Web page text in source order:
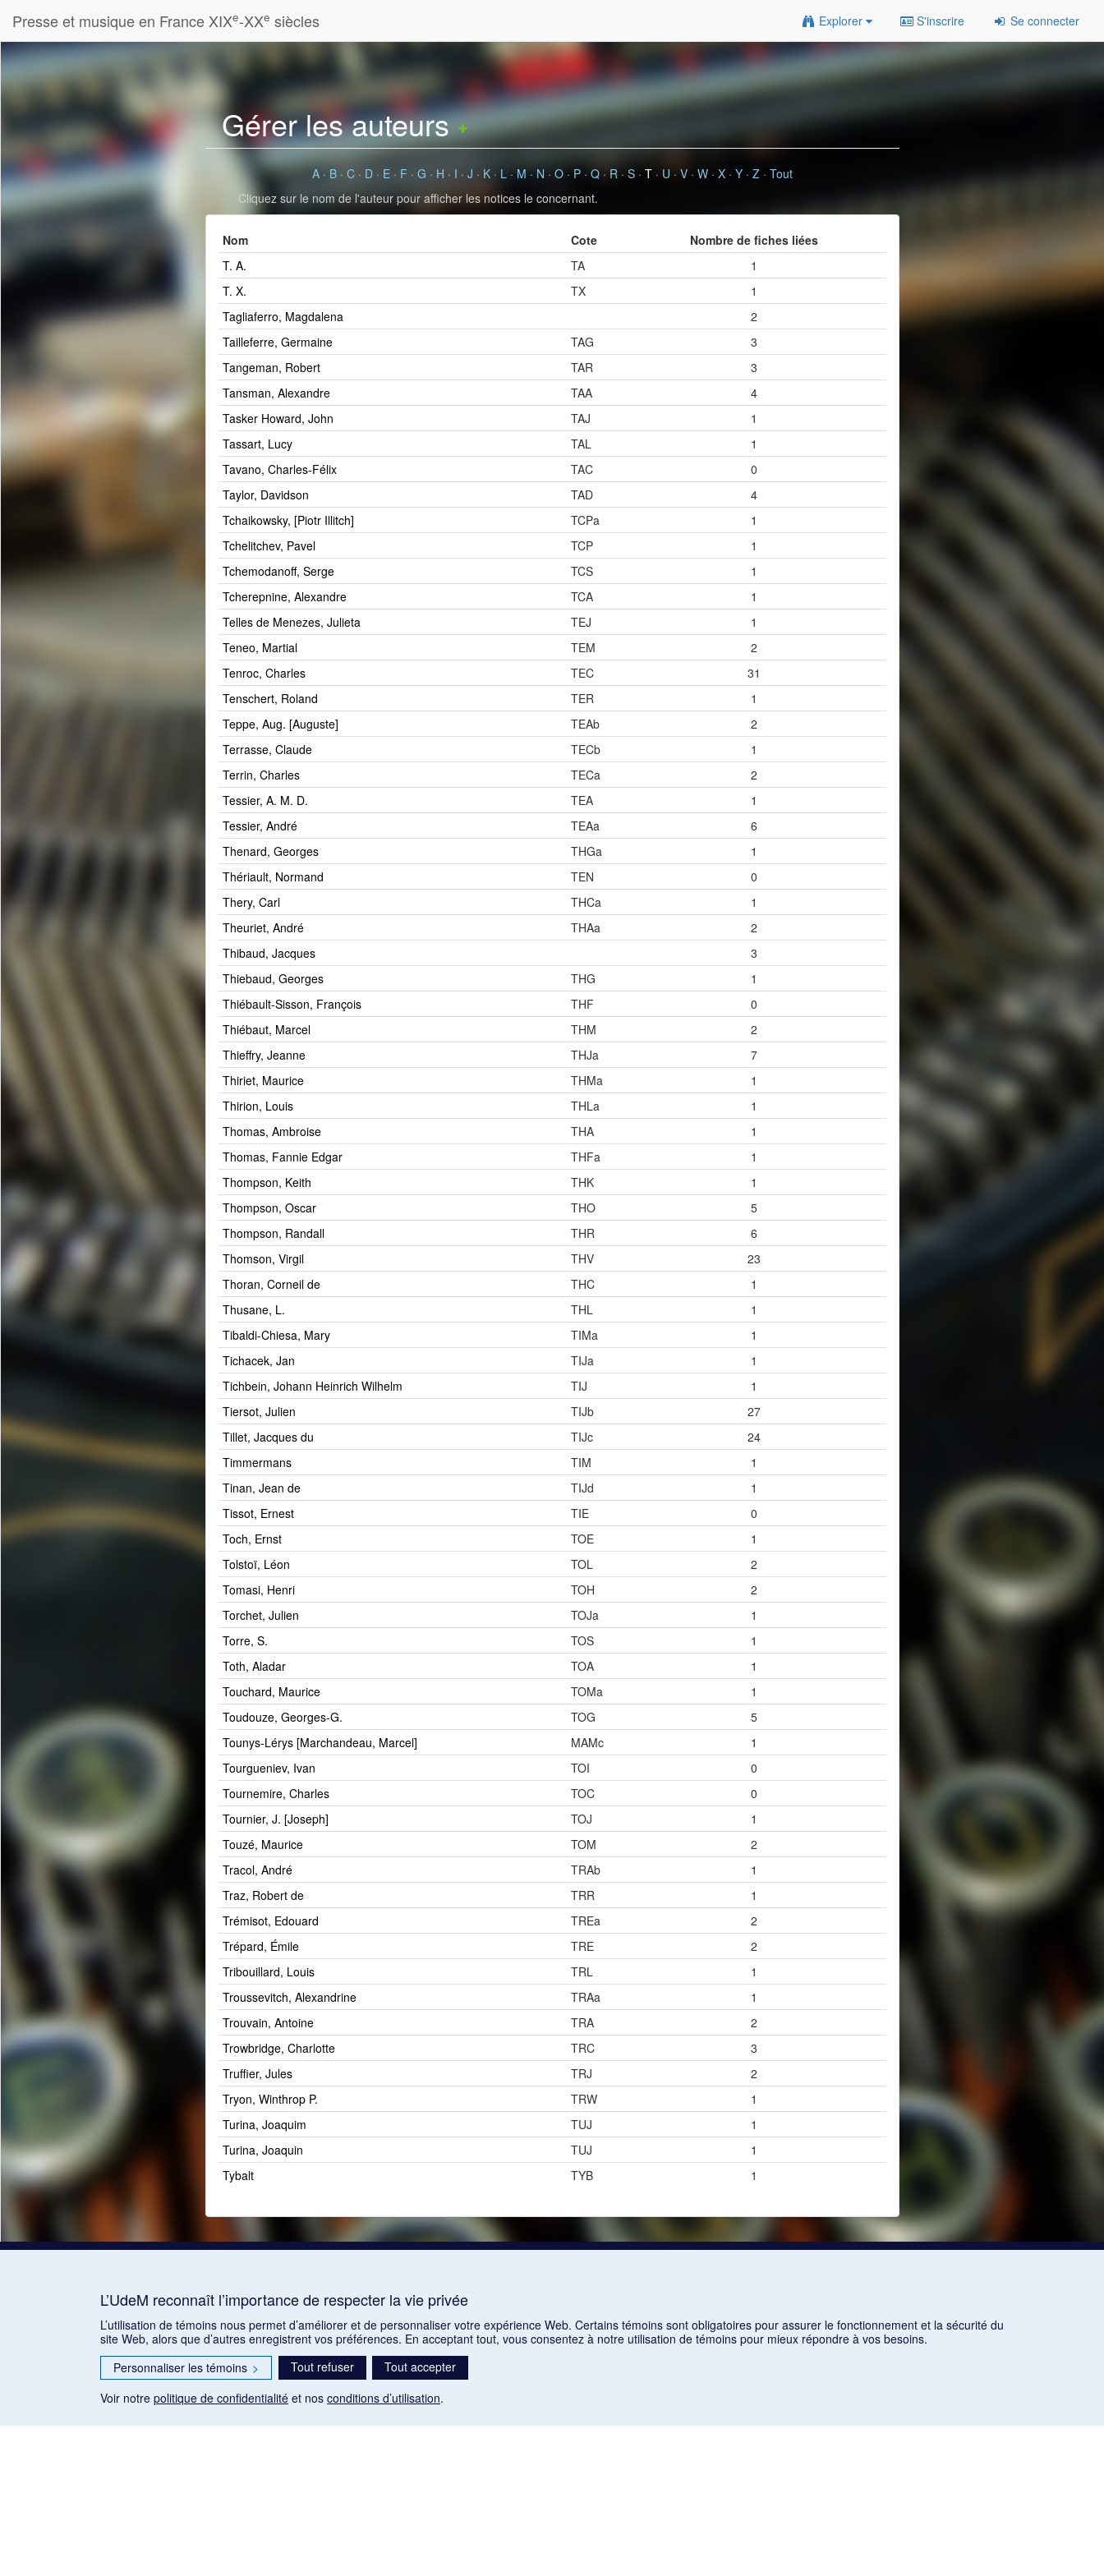
Presse et musique en France XIXe-XXe siècles Explorer S'inscrire Se connecter
Gérer les auteurs
A· B· C· D· E· F · G · H · I · J · K· L· M · N · O· P· Q· R· S· T· U · V· W· X· Y· Z· Tout
Cliquez sur le nom de l'auteur pour afficher les notices le concernant.
Nom Cote
Nombre de fiches liées
T. A.
TA
1
T. X.
TX
1
Tagliaferro, Magdalena
2
Tailleferre, Germaine
TAG
3
Tangeman, Robert
TAR
3
Tansman, Alexandre
TAA
4
Tasker Howard, John
TAJ
1
Tassart, Lucy
TAL
1
Tavano, Charles-Félix
TAC
0
Taylor, Davidson
TAD
4
Tchaikowsky, [Piotr Illitch]
TCPa
1
Tchelitchev, Pavel
TCP
1
Tchemodanoff, Serge
TCS
1
Tcherepnine, Alexandre
TCA
1
Telles de Menezes, Julieta
TEJ
1
Teneo, Martial
TEM
2
Tenroc, Charles
TEC
31
Tenschert, Roland
TER
1
Teppe, Aug. [Auguste]
TEAb
2
Terrasse, Claude
TECb
1
Terrin, Charles
TECa
2
Tessier, A. M. D.
TEA
1
Tessier, André
TEAa
6
Thenard, Georges
THGa
1
Thériault, Normand
TEN
0
Thery, Carl
THCa
1
Theuriet, André
THAa
2
Thibaud, Jacques
3
Thiebaud, Georges
THG
1
Thiébault-Sisson, François
THF
0
Thiébaut, Marcel
THM
2
Thieffry, Jeanne
THJa
7
Thiriet, Maurice
THMa
1
Thirion, Louis
THLa
1
Thomas, Ambroise
THA
1
Thomas, Fannie Edgar
THFa
1
Thompson, Keith
THK
1
Thompson, Oscar
THO
5
Thompson, Randall
THR
6
Thomson, Virgil
THV
23
Thoran, Corneil de
THC
1
Thusane, L.
THL
1
Tibaldi-Chiesa, Mary
TIMa
1
Tichacek, Jan
TIJa
1
Tichbein, Johann Heinrich Wilhelm
TIJ
1
Tiersot, Julien
TIJb
27
Tillet, Jacques du
TIJc
24
Timmermans
TIM
1
Tinan, Jean de
TIJd
1
Tissot, Ernest
TIE
0
Toch, Ernst
TOE
1
Tolstoï, Léon
TOL
2
Tomasi, Henri
TOH
2
Torchet, Julien
TOJa
1
Torre, S.
TOS
1
Toth, Aladar
TOA
1
Touchard, Maurice
TOMa
1
Toudouze, Georges-G.
TOG
5
Tounys-Lérys [Marchandeau, Marcel]
MAMc
1
Tourgueniev, Ivan
TOI
0
Tournemire, Charles
TOC
0
Tournier, J. [Joseph]
TOJ
1
Touzé, Maurice
TOM
2
Tracol, André
TRAb
1
Traz, Robert de
TRR
1
Trémisot, Edouard
TREa
2
Trépard, Émile
TRE
2
Tribouillard, Louis
TRL
1
Troussevitch, Alexandrine
TRAa
1
Trouvain, Antoine
TRA
2
Trowbridge, Charlotte
TRC
3
Truffier, Jules
TRJ
2
Tryon, Winthrop P.
TRW
1
Turina, Joaquim
TUJ
1
Turina, Joaquin
TUJ
1
Tybalt
TYB 1
L’UdeM reconnaît l’importance de respecter la vie privée
L’utilisation de témoins nous permet d’améliorer et de personnaliser votre expérience Web. Certains témoins sont obligatoires pour assurer le fonctionnement et la sécurité du
site Web, alors que d’autres enregistrent vos préférences. En acceptant tout, vous consentez à notre utilisation de témoins pour mieux répondre à vos besoins.
Personnaliser les témoins > Tout refuser
Tout accepter
Voir notre politique de confidentialité et nos conditions d’utilisation.